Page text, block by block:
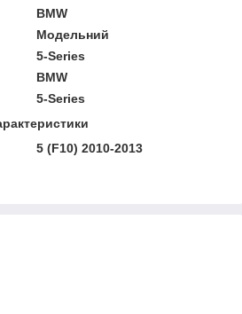
BMW
Модельний
5-Series
BMW
5-Series
5 (F10) 2010-2013